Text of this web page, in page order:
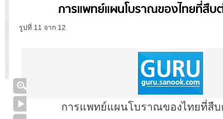
การแพทย์แผนโบราณของไทยที่สื
รูปที่ 11 จาก 12
การแพทย์แผนโบราณของไทยที่สื